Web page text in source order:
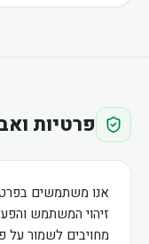
פרטיות
אנו משתמשים
זיהוי המשתמש
מחויבים לשמור